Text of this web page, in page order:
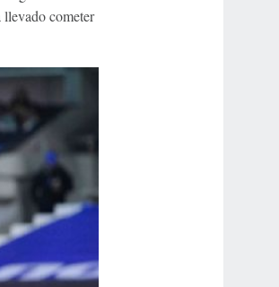
llevado cometer